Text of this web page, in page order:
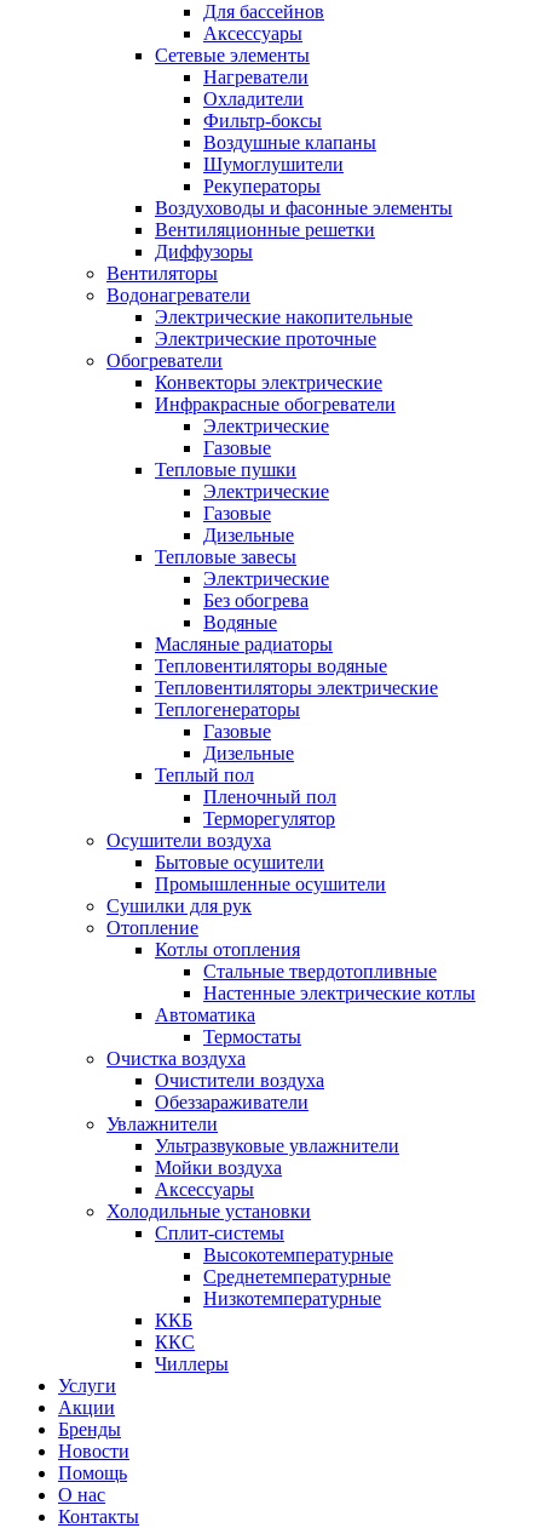
Для бассейнов
Аксессуары
Сетевые элементы
Нагреватели
Охладители
Фильтр-боксы
Воздушные клапаны
Шумоглушители
Рекуператоры
Воздуховоды и фасонные элементы
Вентиляционные решетки
Диффузоры
Вентиляторы
Водонагреватели
Электрические накопительные
Электрические проточные
Обогреватели
Конвекторы электрические
Инфракрасные обогреватели
Электрические
Газовые
Тепловые пушки
Электрические
Газовые
Дизельные
Тепловые завесы
Электрические
Без обогрева
Водяные
Масляные радиаторы
Тепловентиляторы водяные
Тепловентиляторы электрические
Теплогенераторы
Газовые
Дизельные
Теплый пол
Пленочный пол
Терморегулятор
Осушители воздуха
Бытовые осушители
Промышленные осушители
Сушилки для рук
Отопление
Котлы отопления
Стальные твердотопливные
Настенные электрические котлы
Автоматика
Термостаты
Очистка воздуха
Очистители воздуха
Обеззараживатели
Увлажнители
Ультразвуковые увлажнители
Мойки воздуха
Аксессуары
Холодильные установки
Сплит-системы
Высокотемпературные
Среднетемпературные
Низкотемпературные
ККБ
ККС
Чиллеры
Услуги
Акции
Бренды
Новости
Помощь
О нас
Контакты